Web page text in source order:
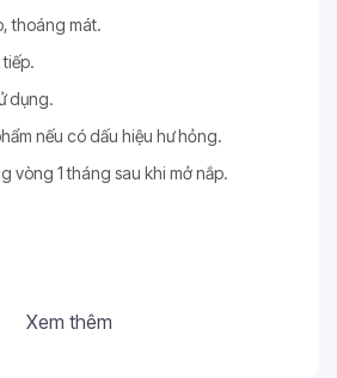
thoáng mát.
dụng.
nếu có dấu hiệu hư hỏng.
vòng 1 tháng sau khi mở nắp.
Xem thêm